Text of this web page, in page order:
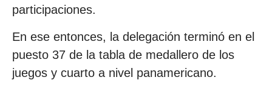
participaciones.
En ese entonces, la delegación terminó en el
puesto 37 de la tabla de medallero de los
juegos y cuarto a nivel panamericano.